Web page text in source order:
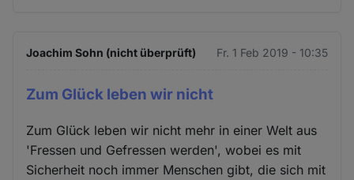
Joachim Sohn (nicht überprüft) Fr. 1 Feb 2019 - 10:35
Zum Glück leben wir nicht
Zum Glück leben wir nicht mehr in einer Welt aus
'Fressen und Gefressen werden', wobei es mit
Sicherheit noch immer Menschen gibt, die sich mit